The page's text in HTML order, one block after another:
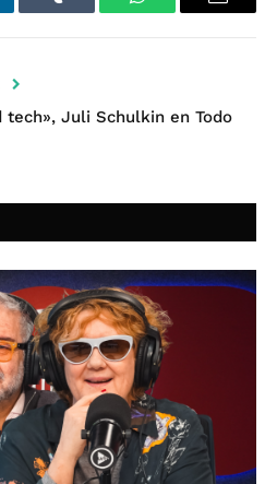
Tumblr WhatsAppEmail
tech», Juli Schulkin en Todo